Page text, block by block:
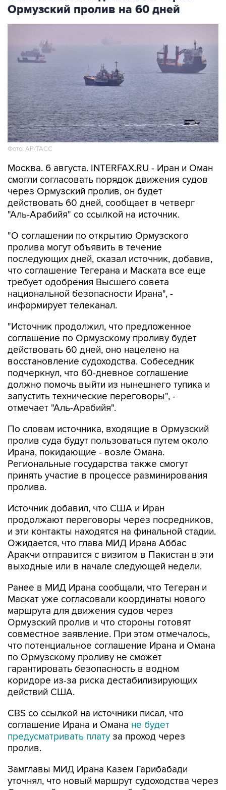
Ормузский пролив на 60 дней
Фото: AP/ТАСС
Москва. 6 августа. INTERFAX.RU - Иран и Оман
смогли согласовать порядок движения судов
через Ормузский пролив, он будет
действовать 60 дней, сообщает в четверг
"Аль-Арабийя" со ссылкой на источник.
"О соглашении по открытию Ормузского
пролива могут объявить в течение
последующих дней, сказал источник, добавив,
что соглашение Тегерана и Маската все еще
требует одобрения Высшего совета
национальной безопасности Ирана", -
информирует телеканал.
"Источник продолжил, что предложенное
соглашение по Ормузскому проливу будет
действовать 60 дней, оно нацелено на
восстановление судоходства. Собеседник
подчеркнул, что 60-дневное соглашение
должно помочь выйти из нынешнего тупика и
запустить технические переговоры", -
отмечает "Аль-Арабийя".
По словам источника, входящие в Ормузский
пролив суда будут пользоваться путем около
Ирана, покидающие - возле Омана.
Региональные государства также смогут
принять участие в процессе разминирования
пролива.
Источник добавил, что США и Иран
продолжают переговоры через посредников,
и эти контакты находятся на финальной стадии.
Ожидается, что глава МИД Ирана Аббас
Аракчи отправится с визитом в Пакистан в эти
выходные или в начале следующей недели.
Ранее в МИД Ирана сообщали, что Тегеран и
Маскат уже согласовали координаты нового
маршрута для движения судов через
Ормузский пролив и что стороны готовят
совместное заявление. При этом отмечалось,
что потенциальное соглашение Ирана и Омана
по Ормузскому проливу не сможет
гарантировать безопасность в водном
коридоре из-за риска дестабилизирующих
действий США.
CBS со ссылкой на источники писал, что
соглашение Ирана и Омана не будет
предусматривать плату за проход через
пролив.
Замглавы МИД Ирана Казем Гарибабади
уточнял, что новый маршрут судоходства через